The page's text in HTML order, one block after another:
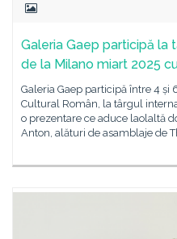
Galeria Gaep participă la
de la Milano miart 2025
Galeria Gaep participă între 4
Cultural Român, la târgul
o prezentare ce aduce laolaltă
Anton, alături de asamblaje de